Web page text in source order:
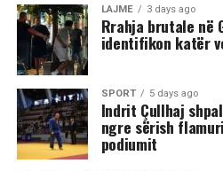
Përkundër faktit se po shtrihej
shihet se sulmi ka vazhduar me
trupit të tij, gjë që ka shkaktuar
ashpra në rrjetet sociale.(INA)
LAJME 3 days ago
Rrahja brutale në
identifikon katër
SPORT 5 days ago
Indrit Çullhaj
ngre sërish
podiumit